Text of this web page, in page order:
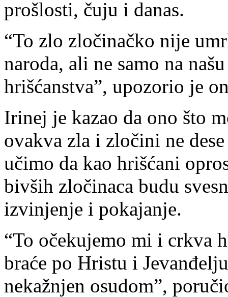
prošlosti, čuju i danas.
“To zlo zločinačko nije
naroda, ali ne samo na
hrišćanstva”, upozorio je
Irinej je kazao da ono što
ovakva zla i zločini ne
učimo da kao hrišćani
bivših zločinaca budu
izvinjenje i pokajanje.
“To očekujemo mi i crkva
braće po Hristu i
nekažnjen osudom”,